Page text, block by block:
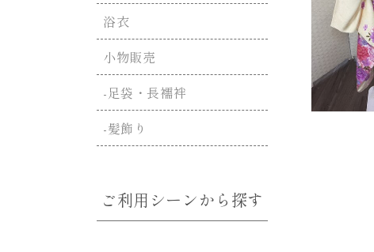
開
浴衣
小物販売
-足袋・長襦袢
-髪飾り
ご利用シーンから探す